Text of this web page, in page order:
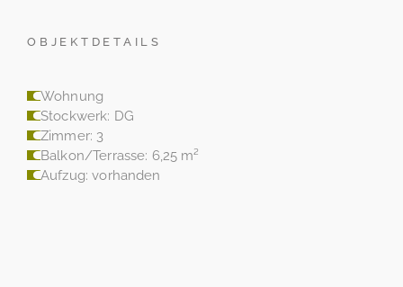
OBJEKTDETAILS
Wohnung
Stockwerk: DG
Zimmer: 3
Balkon/Terrasse: 6,25 m²
Aufzug: vorhanden